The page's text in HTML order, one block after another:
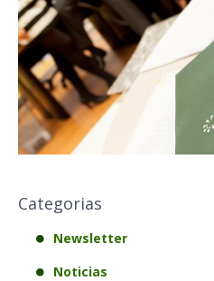
Categorias
Newsletter
Noticias